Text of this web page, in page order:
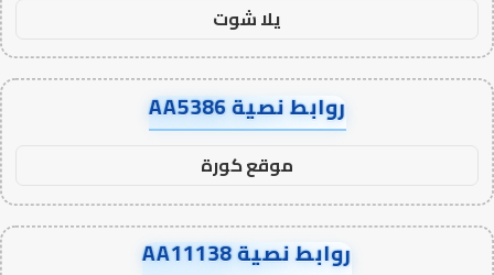
يلا شوت
روابط نصية AA5386
موقع كورة
روابط نصية AA11138